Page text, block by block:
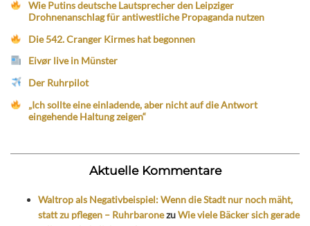
Wie Putins deutsche Lautsprecher den Leipziger
Drohnenanschlag für antiwestliche Propaganda nutzen
Die 542. Cranger Kirmes hat begonnen
Eivør live in Münster
Der Ruhrpilot
„Ich sollte eine einladende, aber nicht auf die Antwort
eingehende Haltung zeigen“
Aktuelle Kommentare
Waltrop als Negativbeispiel: Wenn die Stadt nur noch mäht,
statt zu pflegen – RuhrbaronezuWie viele Bäcker sich gerade